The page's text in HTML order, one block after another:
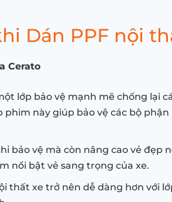
Dán PPF nội
Cerato
lớp bảo vệ mạnh mẽ chống lại
phim này giúp bảo vệ các bộ
bảo vệ mà còn nâng cao vẻ đẹp
nổi bật vẻ sang trọng của xe.
thất xe trở nên dễ dàng hơn với